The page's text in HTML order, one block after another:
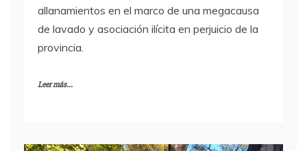
allanamientos en el marco de una megacausa
de lavado y asociación ilícita en perjuicio de la
provincia.
Leer más...